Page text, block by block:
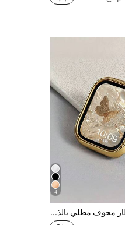
4
غطاء حماية بإطار مجوف مطلي بالذهب الصلب متوافق مع ساعة أبل 40 مم 41 مم 42 مم 44 مم 45 مم 46 مم 49 مم، غطاء واقي فائق النحافة ماص للصدمات مناسب لساعة أبل ألترا 11/10/9/8/7/6/5/4/3/2/1 SE، من مادة PC مقاوم للصدمات والخدش والتصادم حساس للمس (بدون زجاج) للجنسين، للعودة إلى المدرسة، إكسسوارات رياضية